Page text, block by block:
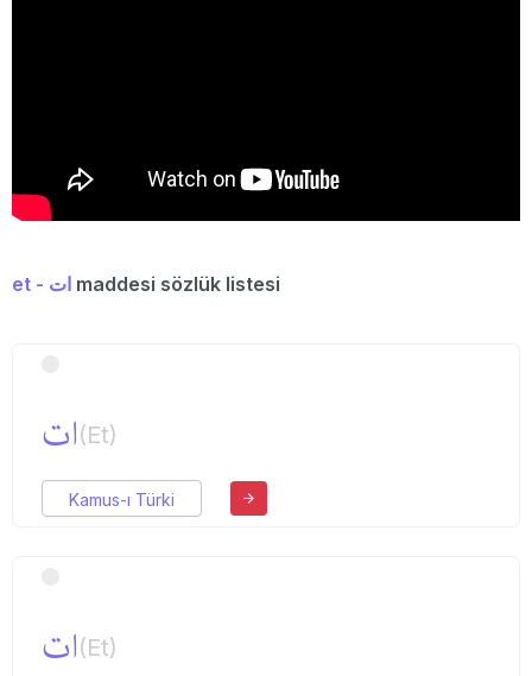
et - ات maddesi sözlük listesi
ات(Et)
Kamus-ı Türki
ات(Et)